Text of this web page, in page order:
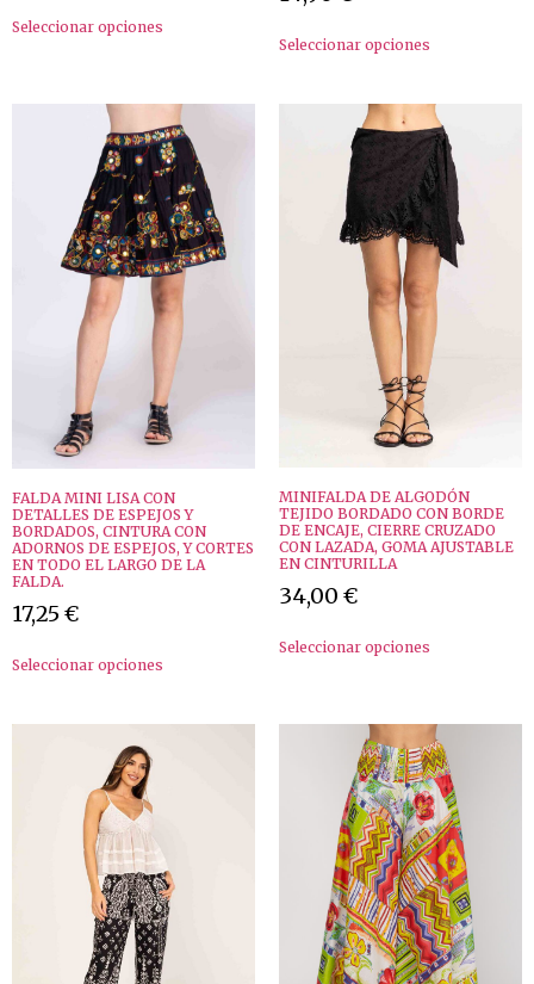
Seleccionar opciones
Seleccionar opciones
FALDA MINI LISA CON
DETALLES DE ESPEJOS Y
BORDADOS, CINTURA CON
ADORNOS DE ESPEJOS, Y CORTES
EN TODO EL LARGO DE LA
FALDA.
17,25 €
Seleccionar opciones
MINIFALDA DE ALGODÓN
TEJIDO BORDADO CON BORDE
DE ENCAJE, CIERRE CRUZADO
CON LAZADA, GOMA AJUSTABLE
EN CINTURILLA
34,00 €
Seleccionar opciones